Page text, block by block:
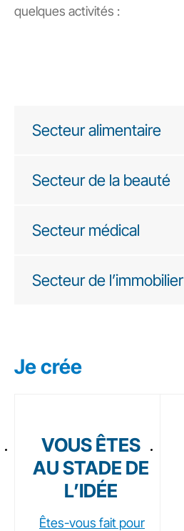
quelques activités :
Secteur alimentaire
Secteur de la beauté
Secteur médical
Secteur de l’immobilier
Je crée
VOUS ÊTES
AU STADE DE
L’IDÉE
Êtes-vous fait pour